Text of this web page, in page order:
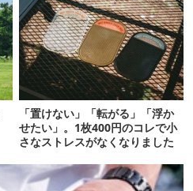
「置けない」「転がる」「浮か
せたい」。1枚400円のコレで小
さなストレスがなくなりました